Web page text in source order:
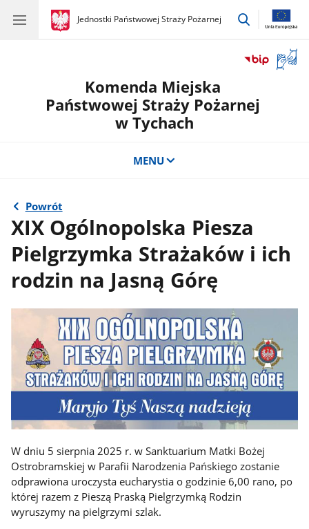
gov.pl
Jednostki Państwowej Straży Pożarnej
gov.pl
Jednostki
przejdź
okno
Komenda Miejska
Państwowej Straży Pożarnej
w Tychach
MENU
Powrót
XIX Ogólnopolska Piesza
Pielgrzymka Strażaków i ich
rodzin na Jasną Górę
W dniu 5 sierpnia 2025 r. w Sanktuarium Matki Bożej
Ostrobramskiej w Parafii Narodzenia Pańskiego zostanie
odprawiona uroczysta eucharystia o godzinie 6,00 rano, po
której razem z Pieszą Praską Pielgrzymką Rodzin
wyruszymy na pielgrzymi szlak.